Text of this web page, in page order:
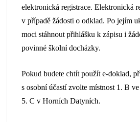
elektronická registrace. Elektronická
v případě žádosti o odklad. Po jejím
moci stáhnout přihlášku k zápisu i
povinné školní docházky.
Pokud budete chtít použít e-doklad,
s osobní účastí zvolte místnost 1. B
5. C v Horních Datyních.